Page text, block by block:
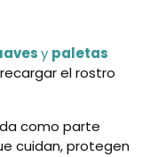
y paletas
el rostro
como parte
cuidan, protegen